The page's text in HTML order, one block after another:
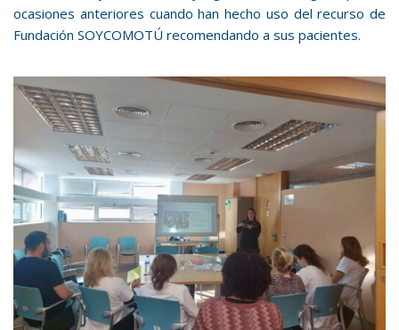
ocasiones anteriores cuando han hecho uso del recurso de
Fundación SOYCOMOTÚ recomendando a sus pacientes.